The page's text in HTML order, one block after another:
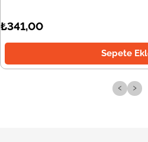
₺341,00
Sepete
‹ ›